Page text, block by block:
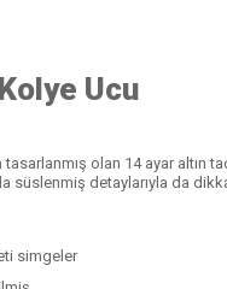
Ucu
olan 14 ayar altın
süslenmiş detaylarıyla da
simgeler